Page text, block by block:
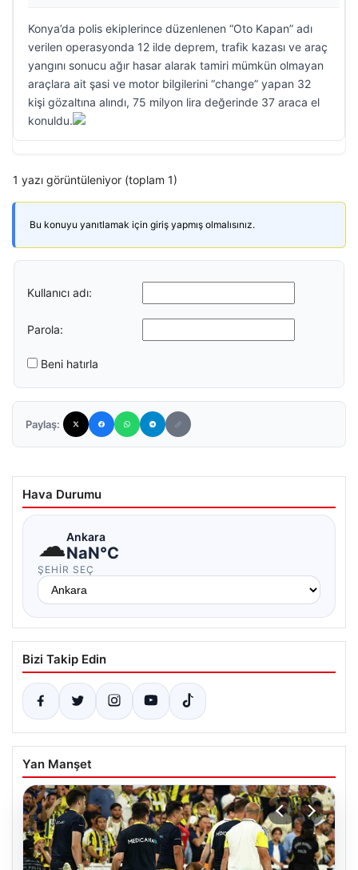
Konya’da polis ekiplerince düzenlenen “Oto Kapan” adı
verilen operasyonda 12 ilde deprem, trafik kazası ve araç
yangını sonucu ağır hasar alarak tamiri mümkün olmayan
araçlara ait şasi ve motor bilgilerini “change” yapan 32
kişi gözaltına alındı, 75 milyon lira değerinde 37 araca el
konuldu.
1 yazı görüntüleniyor (toplam 1)
Bu konuyu yanıtlamak için giriş yapmış olmalısınız.
Kullanıcı adı:
Parola:
Beni hatırla
Paylaş:
Hava Durumu
☁Ankara
NaN°C
ŞEHIR SEÇ
Bizi Takip Edin
Yan Manşet